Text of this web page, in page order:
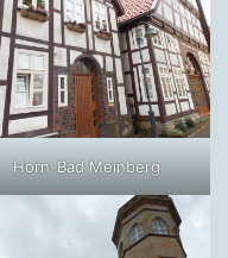
Horn-Bad Meinberg